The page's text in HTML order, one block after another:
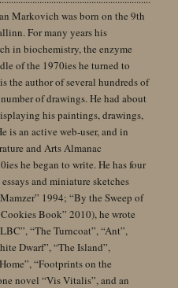
Markovich was born on the 9th
For many years his
in biochemistry, the enzyme
of the 1970ies he turned to
the author of several hundreds of
of drawings. He had about
his paintings, drawings,
is an active web-user, and in
and Arts Almanac
he began to write. He has four
and miniature sketches
1994; “By the Sweep of
Book” 2010), he wrote
“The Turncoat”, “Ant”,
Dwarf”, “The Island”,
“Footprints on the
novel “Vis Vitalis”, and an